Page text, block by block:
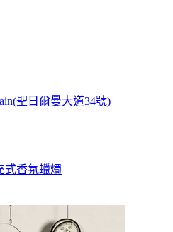
聖日爾曼大道34號)
式香氛蠟燭